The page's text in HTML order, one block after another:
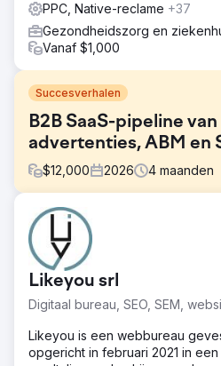
PPC, Native-reclame +37
Gezondheidszorg en
Vanaf $1,000
Succesverhalen
B2B SaaS-pipeline
advertenties, ABM en
$12,000 2026 4 maanden
Uitdaging
Een B2B SaaS-bedrijf in
een sterk product een
organische zoekresultaten
zoekwoorden, LinkedIn-
klikken maar geen demo's, en
was niet geïmplementeerd. De
gegenereerde pipeline droeg
nieuwe omzet, de verkoopcycli
Likeyou srl
Digitaal bureau, SEO, SEM,
Likeyou is een webbureau
opgericht in februari 2021 in